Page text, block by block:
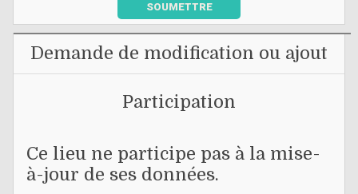
SOUMETTRE
Demande de modification ou ajout
Participation
Ce lieu ne participe pas à la mise-
à-jour de ses données.